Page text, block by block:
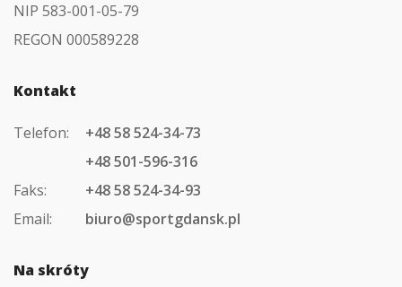
NIP 583-001-05-79
REGON 000589228
Kontakt
Telefon:
+48 58 524-34-73
+48 501-596-316
Faks:
+48 58 524-34-93
Email:
biuro@sportgdansk.pl
Na skróty